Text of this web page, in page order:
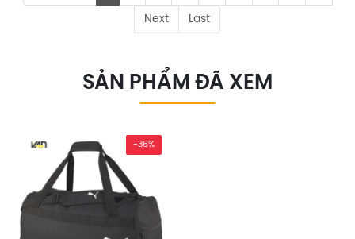
Next Last
SẢN PHẨM ĐÃ XEM
-36%